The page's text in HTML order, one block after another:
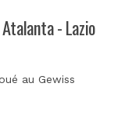
- Lazio
au Gewiss